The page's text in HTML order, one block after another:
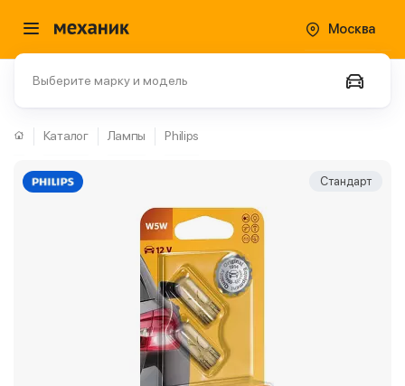
Москва
Выберите марку и модель
Каталог Лампы Philips
Стандарт